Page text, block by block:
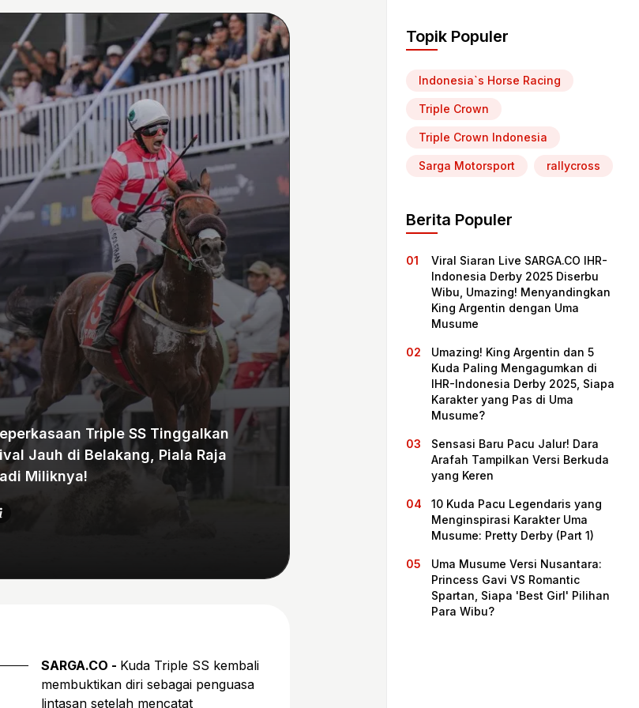
Triple SS Tinggalkan
Jauh di Belakang, Piala Raja
Miliknya!
SARGA.CO - Kuda Triple SS kembali
membuktikan diri sebagai penguasa
lintasan setelah mencatat
Topik Populer
Indonesia`s Horse Racing
Triple Crown
Triple Crown Indonesia
Sarga Motorsport rallycross
Berita Populer
Viral Siaran Live SARGA.CO IHR-
Indonesia Derby 2025 Diserbu
Wibu, Umazing! Menyandingkan
King Argentin dengan Uma
Musume
Umazing! King Argentin dan 5
Kuda Paling Mengagumkan di
IHR-Indonesia Derby 2025, Siapa
Karakter yang Pas di Uma
Musume?
Sensasi Baru Pacu Jalur! Dara
Arafah Tampilkan Versi Berkuda
yang Keren
10 Kuda Pacu Legendaris yang
Menginspirasi Karakter Uma
Musume: Pretty Derby (Part 1)
Uma Musume Versi Nusantara:
Princess Gavi VS Romantic
Spartan, Siapa 'Best Girl' Pilihan
Para Wibu?